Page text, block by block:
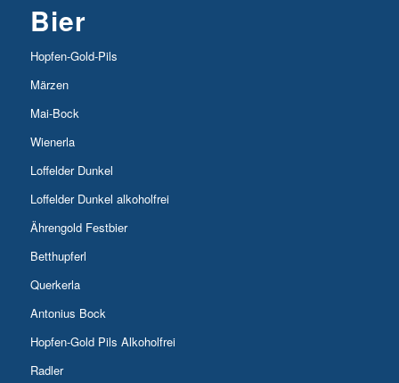
Bier
Hopfen-Gold-Pils
Märzen
Mai-Bock
Wienerla
Loffelder Dunkel
Loffelder Dunkel alkoholfrei
Ährengold Festbier
Betthupferl
Querkerla
Antonius Bock
Hopfen-Gold Pils Alkoholfrei
Radler